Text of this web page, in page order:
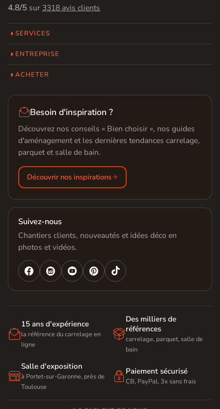
4.8/5 sur 3318 avis clients
SERVICES
ENTREPRISE
ACHETER
Besoin d'inspiration ?
Découvrez nos conseils « Bien choisir », nos guides
d'aménagement et les dernières tendances carrelage,
parquet et salle de bain.
Découvrir nos inspirations
Suivez-nous
Chantiers clients, nouveautés et idées déco en
photos et vidéos.
   

15 ans d'expérience
la référence du carrelage en
ligne

Des milliers de
références
carrelage, parquet, salle de
bain

Salle d'exposition
à Portet-sur-Garonne, près de
Toulouse
 Paiement sécurisé
CB, PayPal, 3x sans frais